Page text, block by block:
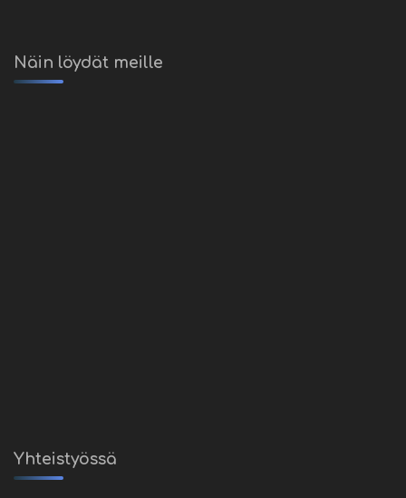
Näin löydät meille
Yhteistyössä